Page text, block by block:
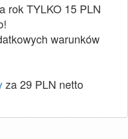
rok TYLKO 15 PLN
warunków
za 29 PLN netto